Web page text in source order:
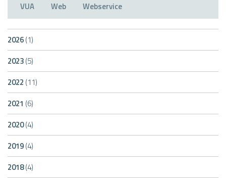
VUA
Web Webservice
2026(1)
2023(5)
2022 (11)
2021 (6)
2020(4)
2019(4)
2018(4)